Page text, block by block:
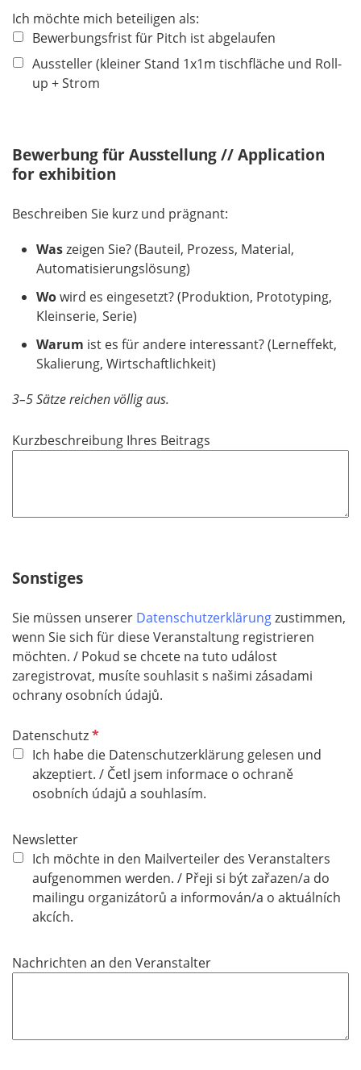
Ich möchte mich beteiligen als:
Bewerbungsfrist für Pitch ist abgelaufen
Aussteller (kleiner Stand 1x1m tischfläche und Roll-
up + Strom
Bewerbung für Ausstellung // Application
for exhibition
Beschreiben Sie kurz und prägnant:
Waszeigen Sie? (Bauteil, Prozess, Material,
Automatisierungslösung)
Wowird es eingesetzt? (Produktion, Prototyping,
Kleinserie, Serie)
Warum ist es für andere interessant? (Lerneffekt,
Skalierung, Wirtschaftlichkeit)
3–5 Sätze reichen völlig aus.
Kurzbeschreibung Ihres Beitrags
Sonstiges
Sie müssen unserer Datenschutzerklärungzustimmen,
wenn Sie sich für diese Veranstaltung registrieren
möchten. / Pokud se chcete na tuto událost
zaregistrovat, musíte souhlasit s našimi zásadami
ochrany osobních údajů.
DatenschutzR
e
q
u
e
Ich habe die Datenschutzerklärung gelesen und
akzeptiert. / Četl jsem informace o ochraně
osobních údajů a souhlasím.
Newsletter
Ich möchte in den Mailverteiler des Veranstalters
aufgenommen werden. / Přeji si být zařazen/a do
mailingu organizátorů a informován/a o aktuálních
akcích.
Nachrichten an den Veranstalter